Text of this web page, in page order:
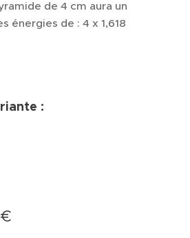
de 4 cm aura un
énergies de : 4 x 1,618
:
€